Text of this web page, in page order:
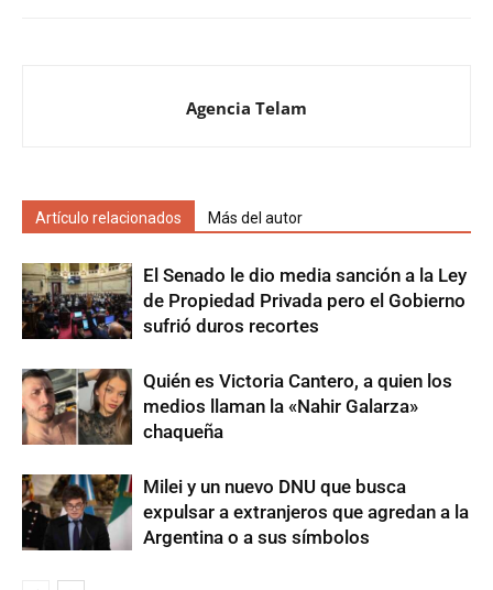
Agencia Telam
Artículo relacionados Más del autor
El Senado le dio media sanción a la Ley
de Propiedad Privada pero el Gobierno
sufrió duros recortes
Quién es Victoria Cantero, a quien los
medios llaman la «Nahir Galarza»
chaqueña
Milei y un nuevo DNU que busca
expulsar a extranjeros que agredan a la
Argentina o a sus símbolos